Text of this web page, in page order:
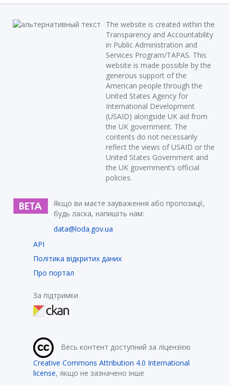
The website is created within the
Transparency and Accountability
in Public Administration and
Services Program/TAPAS. This
website is made possible by the
generous support of the
American people through the
United States Agency for
International Development
(USAID) alongside UK aid from
the UK government. The
contents do not necessarily
reflect the views of USAID or the
United States Government and
the UK government’s official
policies.
Якщо ви маєте зауваження або пропозиції,
будь ласка, напишіть нам:
data@loda.gov.ua
API
Політика відкритих даних
Про портал
За підтримки
Весь контент доступний за ліцензією
Creative Commons Attribution 4.0 International
license, якщо не зазначено інше